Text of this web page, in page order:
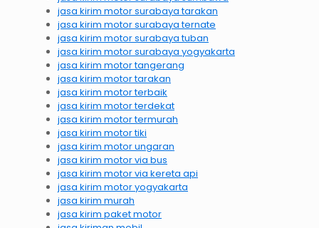
jasa kirim motor surabaya tarakan
jasa kirim motor surabaya ternate
jasa kirim motor surabaya tuban
jasa kirim motor surabaya yogyakarta
jasa kirim motor tangerang
jasa kirim motor tarakan
jasa kirim motor terbaik
jasa kirim motor terdekat
jasa kirim motor termurah
jasa kirim motor tiki
jasa kirim motor ungaran
jasa kirim motor via bus
jasa kirim motor via kereta api
jasa kirim motor yogyakarta
jasa kirim murah
jasa kirim paket motor